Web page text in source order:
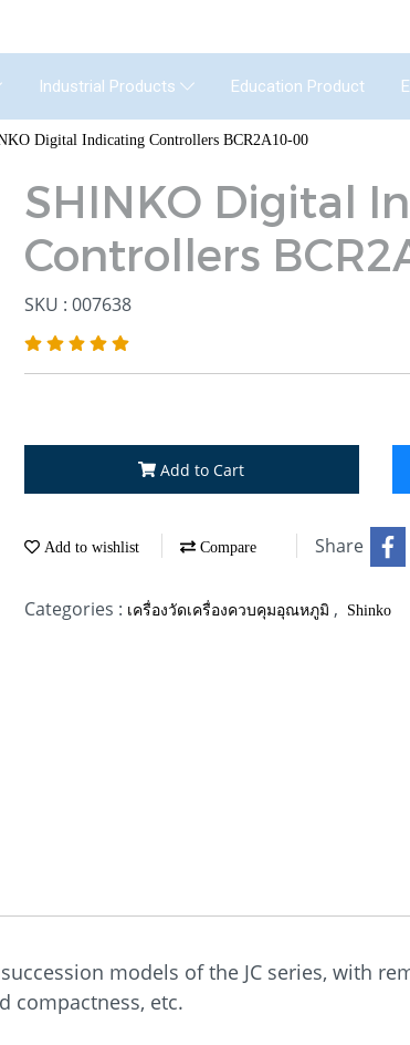
Industrial Products Education Product
Digital Indicating Controllers BCR2A10-00
SHINKO Digital
Controllers
SKU : 007638
Add to Cart
Add to wishlist Compare Share
Categories : เครื่องวัดเครื่องควบคุมอุณหภูมิ , Shinko
models of the JC series, with
compactness, etc.